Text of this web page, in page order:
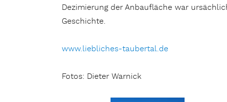
Dezimierung der Anbaufläche war
Geschichte.
www.liebliches-taubertal.de
Fotos: Dieter Warnick